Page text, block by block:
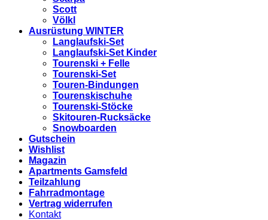
Scott
Völkl
Ausrüstung WINTER
Langlaufski-Set
Langlaufski-Set Kinder
Tourenski + Felle
Tourenski-Set
Touren-Bindungen
Tourenskischuhe
Tourenski-Stöcke
Skitouren-Rucksäcke
Snowboarden
Gutschein
Wishlist
Magazin
Apartments Gamsfeld
Teilzahlung
Fahrradmontage
Vertrag widerrufen
Kontakt